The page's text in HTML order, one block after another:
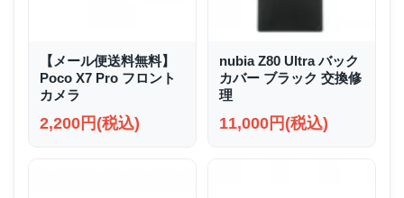
【メール便送料無料】
Poco X7 Pro フロント
カメラ
2,200円(税込)
nubia Z80 Ultra バック
カバー ブラック 交換修
理
11,000円(税込)